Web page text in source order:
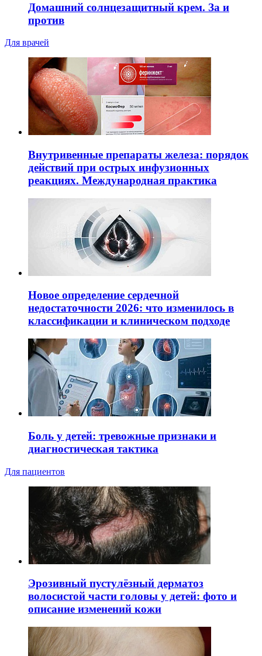
Домашний солнцезащитный крем. За и
против
Для врачей
Внутривенные препараты железа: порядок
действий при острых инфузионных
реакциях. Международная практика
Новое определение сердечной
недостаточности 2026: что изменилось в
классификации и клиническом подходе
Боль у детей: тревожные признаки и
диагностическая тактика
Для пациентов
Эрозивный пустулёзный дерматоз
волосистой части головы у детей: фото и
описание изменений кожи